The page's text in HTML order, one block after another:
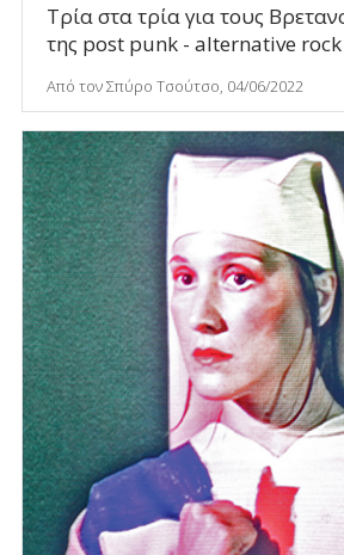
Τρία στα τρία για τους
της post punk - alternative rock
Από τον Σπύρο Τσούτσο, 04/06/2022